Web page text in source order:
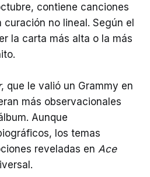
contiene canciones
no lineal. Según el
la carta más alta o la más
, que le valió un Grammy en
más observacionales
Aunque
los temas
reveladas en Ace